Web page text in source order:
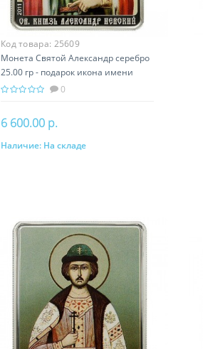
Код товара: 25609
Монета Святой Александр серебро
25.00 гр - подарок икона имени
0
6 600.00 р.
В корзину
Наличие: На складе